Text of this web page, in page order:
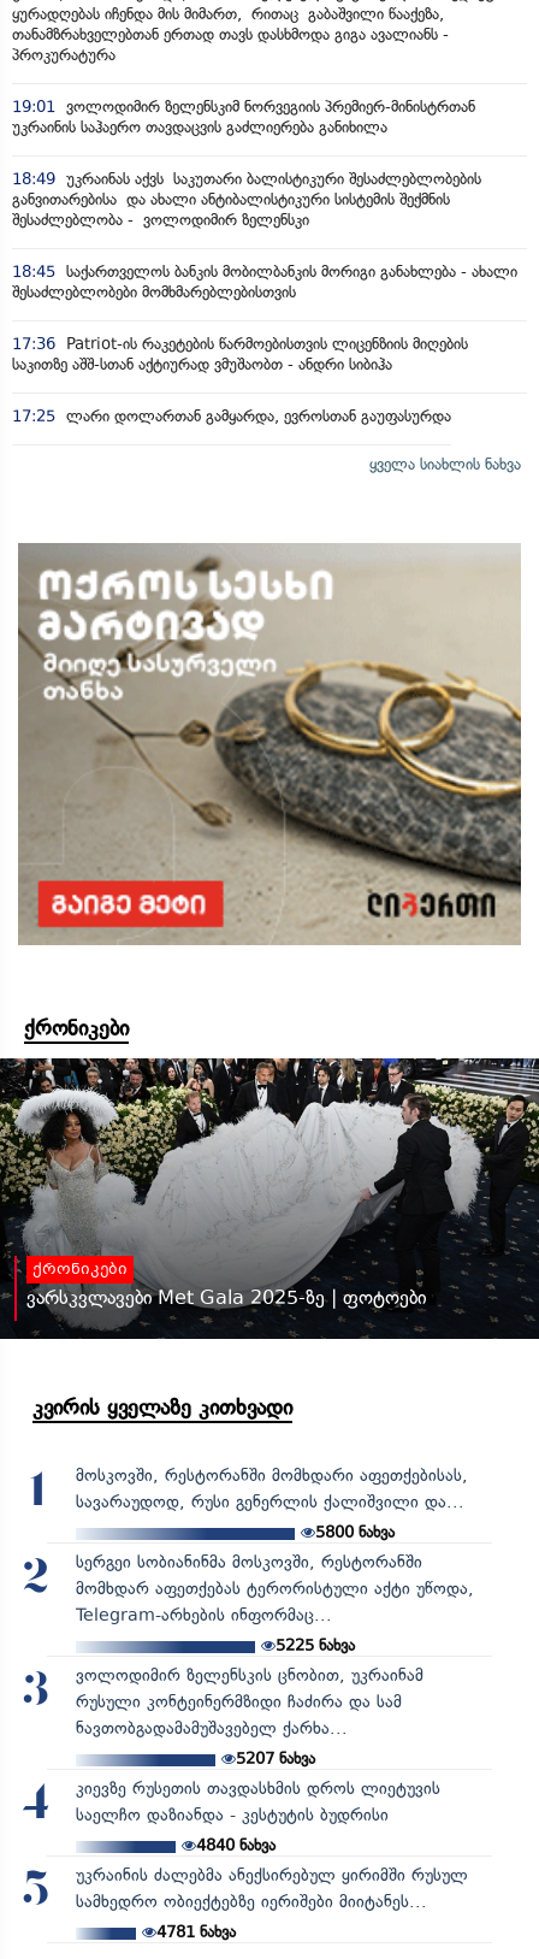
ყურადღებას იჩენდა მის მიმართ, რითაც გაბაშვილი წააქეზა,
თანამზრახველებთან ერთად თავს დასხმოდა გიგა ავალიანს -
პროკურატურა
19:01 ვოლოდიმირ ზელენსკიმ ნორვეგიის პრემიერ-მინისტრთან
უკრაინის საჰაერო თავდაცვის გაძლიერება განიხილა
18:49 უკრაინას აქვს საკუთარი ბალისტიკური შესაძლებლობების
განვითარებისა და ახალი ანტიბალისტიკური სისტემის შექმნის
შესაძლებლობა - ვოლოდიმირ ზელენსკი
18:45 საქართველოს ბანკის მობილბანკის მორიგი განახლება - ახალი
შესაძლებლობები მომხმარებლებისთვის
17:36
Patriot-ის რაკეტების წარმოებისთვის ლიცენზიის მიღების
საკითზე აშშ-სთან აქტიურად ვმუშაობთ - ანდრი სიბიჰა
17:25 ლარი დოლართან გამყარდა, ევროსთან გაუფასურდა
ყველა სიახლის ნახვა
ქრონიკები
ქრონიკები
ვარსკვლავები Met Gala 2025-ზე | ფოტოები
კვირის ყველაზე კითხვადი
1
მოსკოვში, რესტორანში მომხდარი აფეთქებისას,
სავარაუდოდ, რუსი გენერლის ქალიშვილი და...
5800ნახვა
2
სერგეი სობიანინმა მოსკოვში, რესტორანში
მომხდარ აფეთქებას ტერორისტული აქტი უწოდა,
Telegram-არხების ინფორმაც...
5225ნახვა
3
ვოლოდიმირ ზელენსკის ცნობით, უკრაინამ
რუსული კონტეინერმზიდი ჩაძირა და სამ
ნავთობგადამამუშავებელ ქარხა...
5207ნახვა
4
კიევზე რუსეთის თავდასხმის დროს ლიეტუვის
საელჩო დაზიანდა - კესტუტის ბუდრისი
4840ნახვა
5
უკრაინის ძალებმა ანექსირებულ ყირიმში რუსულ
სამხედრო ობიექტებზე იერიშები მიიტანეს...
4781ნახვა